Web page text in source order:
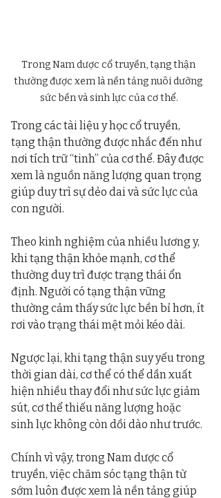
Trong Nam dược cổ truyền, tạng thận
thường được xem là nền tảng nuôi dưỡng
sức bền và sinh lực của cơ thể.
Trong các tài liệu y học cổ truyền,
tạng thận thường được nhắc đến như
nơi tích trữ “tinh” của cơ thể. Đây được
xem là nguồn năng lượng quan trọng
giúp duy trì sự dẻo dai và sức lực của
con người.
Theo kinh nghiệm của nhiều lương y,
khi tạng thận khỏe mạnh, cơ thể
thường duy trì được trạng thái ổn
định. Người có tạng thận vững
thường cảm thấy sức lực bền bỉ hơn, ít
rơi vào trạng thái mệt mỏi kéo dài.
Ngược lại, khi tạng thận suy yếu trong
thời gian dài, cơ thể có thể dần xuất
hiện nhiều thay đổi như sức lực giảm
sút, cơ thể thiếu năng lượng hoặc
sinh lực không còn dồi dào như trước.
Chính vì vậy, trong Nam dược cổ
truyền, việc chăm sóc tạng thận từ
sớm luôn được xem là nền tảng giúp